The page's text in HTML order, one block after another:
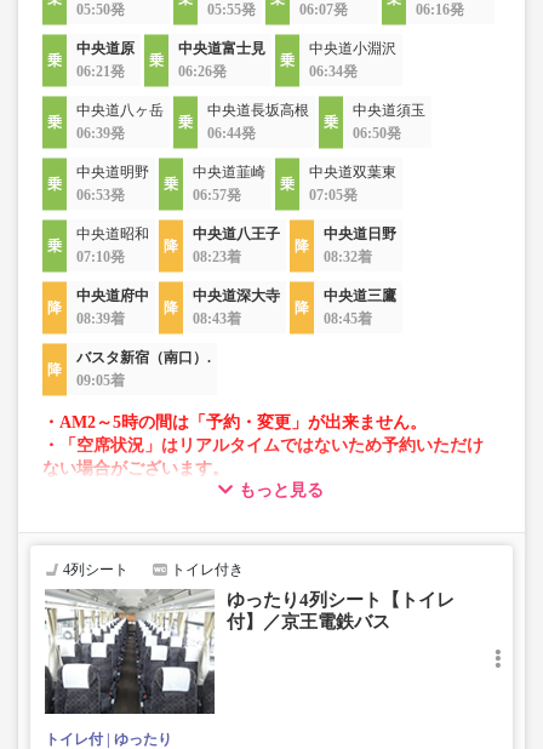
05:50発
05:55発
06:07発
06:16発
中央道原
06:21発
中央道富士見
06:26発
中央道小淵沢
06:34発
中央道八ヶ岳
06:39発
中央道長坂高根
06:44発
中央道須玉
06:50発
中央道明野
06:53発
中央道韮崎
06:57発
中央道双葉東
07:05発
中央道昭和
07:10発
中央道八王子
08:23着
中央道日野
08:32着
中央道府中
08:39着
中央道深大寺
08:43着
中央道三鷹
08:45着
バスタ新宿（南口）.
09:05着
・AM2～5時の間は「予約・変更」が出来ません。
・「空席状況」はリアルタイムではないため予約いただけ
ない場合がございます。
・車両は予告なく変更となる場合がございます。これに伴
で、あらかじめご了承ください。
もっと見る
4列シート トイレ付き
ゆったり4列シート【トイレ
付】／京王電鉄バス
トイレ付 ゆったり